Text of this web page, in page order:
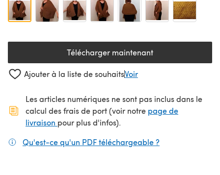
Télécharger maintenant(s'ouvre dans un nouvel
Ajouter à la liste de souhaitsVoir
Les articles numériques ne sont pas inclus dans le
calcul des frais de port (voir notre page de
livraison (s'ouvre dans un nouvel onglet)
pour plus d'infos).
Qu'est-ce qu'un PDF téléchargeable ?